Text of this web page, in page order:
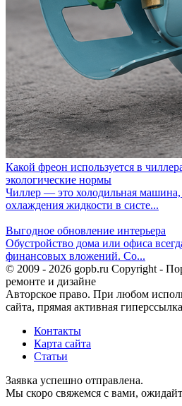
Какой фреон используется в
экологические нормы
Чиллер — это холодильная машина,
охлаждения жидкости в систе...
Выгодное обновление интерьера
Обустройство дома или офиса
финансовых вложений. Со...
© 2009 - 2026 gopb.ru Copyright -
ремонте и дизайне
Авторское право. При любом
сайта, прямая активная
Контакты
Карта сайта
Статьи
Заявка успешно отправлена.
Мы скоро свяжемся с вами,